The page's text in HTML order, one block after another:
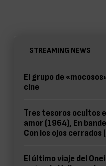
STREAMING NEWS
El grupo de
cine
Tres tesoros ocultos
amor (1964), En
Con los ojos cerrados
El último viaje del